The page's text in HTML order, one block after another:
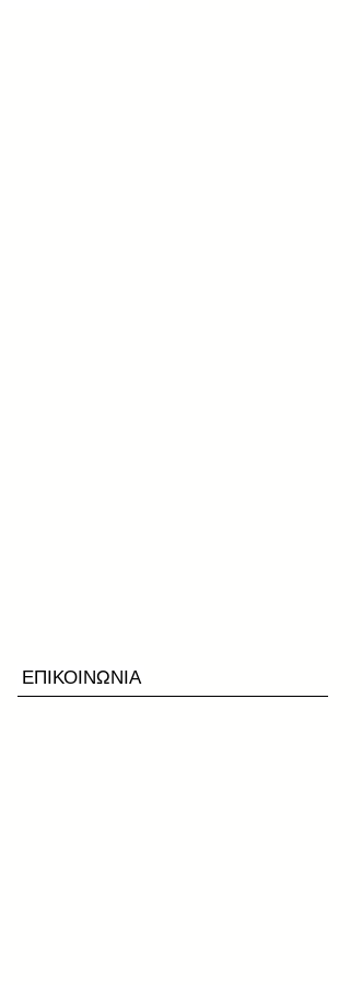
ΕΠΙΚΟΙΝΩΝΙΑ